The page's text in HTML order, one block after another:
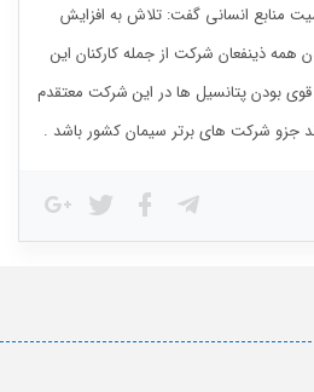
منابع انسانی گفت: تلاش به افزایش
ذینفعان شرکت از جمله کارکنان این
بودن پتانسیل ها در این شرکت معتقدم
جزو شرکت های برتر سیمان کشور باشد .